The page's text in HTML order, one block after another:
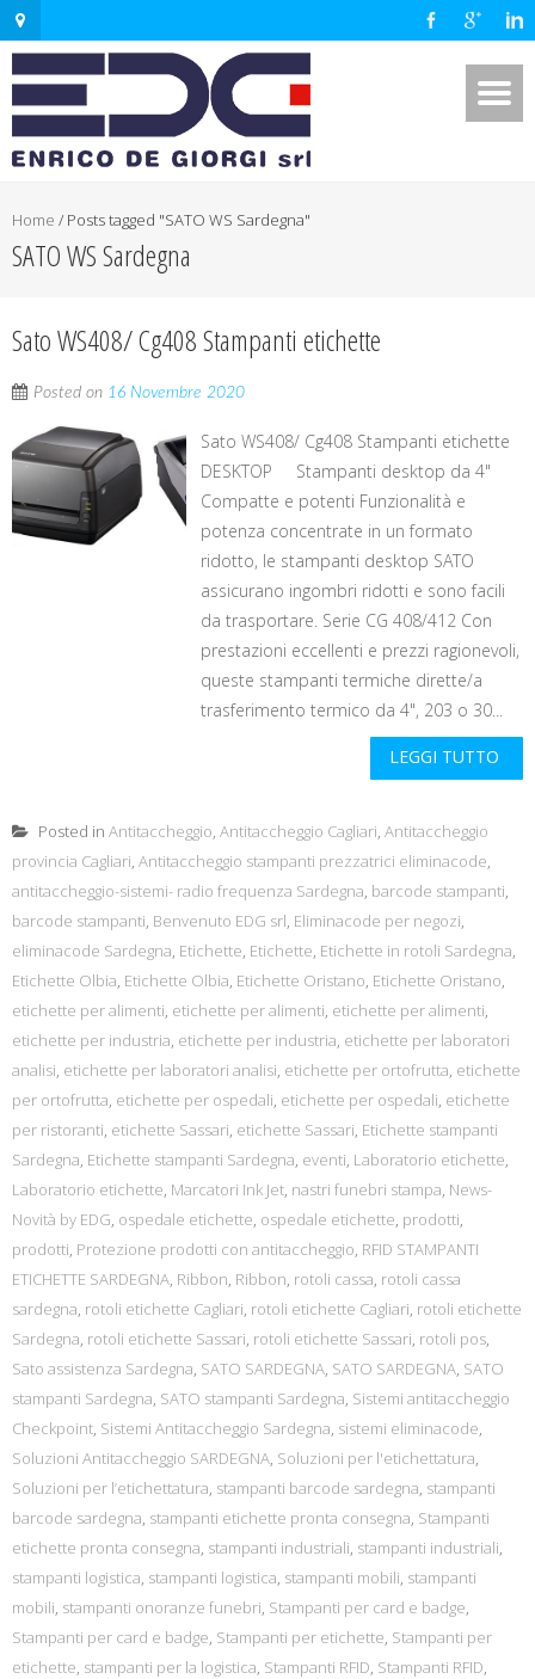
Home / Posts tagged "SATO WS Sardegna"
SATO WS Sardegna
Sato WS408/ Cg408 Stampanti etichette
Posted on 16 Novembre 2020
Sato WS408/ Cg408 Stampanti etichette
DESKTOP Stampanti desktop da 4"
Compatte e potenti Funzionalità e
potenza concentrate in un formato
ridotto, le stampanti desktop SATO
assicurano ingombri ridotti e sono facili
da trasportare. Serie CG 408/412 Con
prestazioni eccellenti e prezzi ragionevoli,
queste stampanti termiche dirette/a
trasferimento termico da 4", 203 o 30...
LEGGI TUTTO
Posted in Antitaccheggio, Antitaccheggio Cagliari, Antitaccheggio
provincia Cagliari, Antitaccheggio stampanti prezzatrici eliminacode,
antitaccheggio-sistemi- radio frequenza Sardegna, barcode stampanti,
barcode stampanti, Benvenuto EDG srl, Eliminacode per negozi,
eliminacode Sardegna, Etichette, Etichette, Etichette in rotoli Sardegna,
Etichette Olbia, Etichette Olbia, Etichette Oristano, Etichette Oristano,
etichette per alimenti, etichette per alimenti, etichette per alimenti,
etichette per industria, etichette per industria, etichette per laboratori
analisi, etichette per laboratori analisi, etichette per ortofrutta, etichette
per ortofrutta, etichette per ospedali, etichette per ospedali, etichette
per ristoranti, etichette Sassari, etichette Sassari, Etichette stampanti
Sardegna, Etichette stampanti Sardegna, eventi, Laboratorio etichette,
Laboratorio etichette, Marcatori Ink Jet, nastri funebri stampa, News-
Novità by EDG, ospedale etichette, ospedale etichette, prodotti,
prodotti, Protezione prodotti con antitaccheggio, RFID STAMPANTI
ETICHETTE SARDEGNA, Ribbon, Ribbon, rotoli cassa, rotoli cassa
sardegna, rotoli etichette Cagliari, rotoli etichette Cagliari, rotoli etichette
Sardegna, rotoli etichette Sassari, rotoli etichette Sassari, rotoli pos,
Sato assistenza Sardegna, SATO SARDEGNA, SATO SARDEGNA, SATO
stampanti Sardegna, SATO stampanti Sardegna, Sistemi antitaccheggio
Checkpoint, Sistemi Antitaccheggio Sardegna, sistemi eliminacode,
Soluzioni Antitaccheggio SARDEGNA, Soluzioni per l'etichettatura,
Soluzioni per l’etichettatura, stampanti barcode sardegna, stampanti
barcode sardegna, stampanti etichette pronta consegna, Stampanti
etichette pronta consegna, stampanti industriali, stampanti industriali,
stampanti logistica, stampanti logistica, stampanti mobili, stampanti
mobili, stampanti onoranze funebri, Stampanti per card e badge,
Stampanti per card e badge, Stampanti per etichette, Stampanti per
etichette, stampanti per la logistica, Stampanti RFID, Stampanti RFID,